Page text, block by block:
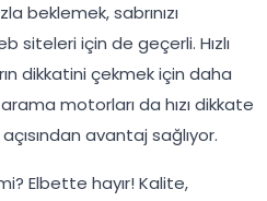
beklemek, sabrınızı
siteleri için de geçerli. Hızlı
dikkatini çekmek için daha
motorları da hızı dikkate
açısından avantaj sağlıyor.
Elbette hayır! Kalite,